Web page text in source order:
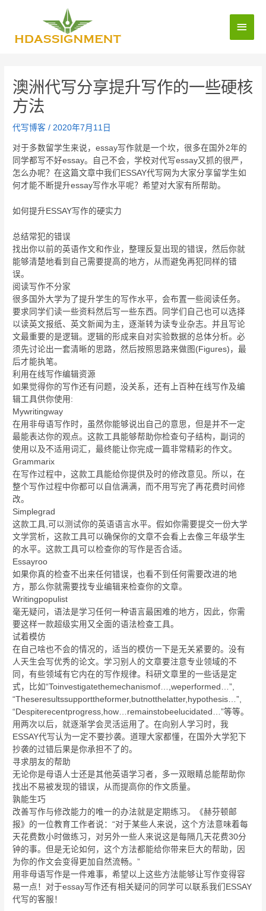
澳洲代写分享提升写作的一些硬核
方法
代写博客 /2020年7月11日
对于多数留学生来说，essay写作就是一个坎，很多在国外2年的
同学都写不好essay。自己不会，学校对代写essay又抓的很严，
怎么办呢？在这篇文章中我们ESSAY代写网为大家分享留学生如
何才能不断提升essay写作水平呢？希望对大家有所帮助。
如何提升ESSAY写作的硬实力
总结常犯的错误
找出你以前的英语作文和作业，整理反复出现的错误，然后你就
能够清楚地看到自己需要提高的地方，从而避免再犯同样的错
误。
阅读写作不分家
很多国外大学为了提升学生的写作水平，会布置一些阅读任务。
要求同学们读一些资料然后写一些东西。同学们自己也可以选择
以读英文报纸、英文新闻为主，逐渐转为读专业杂志。并且写论
文最重要的是逻辑。逻辑的形成来自对实验数据的总体分析。必
须先讨论出一套清晰的思路，然后按照思路来做图(Figures)，最
后才能执笔。
利用在线写作编辑资源
如果觉得你的写作还有问题，没关系，还有上百种在线写作及编
辑工具供你使用:
Mywritingway
在用非母语写作时，虽然你能够说出自己的意思，但是并不一定
最能表达你的观点。这款工具能够帮助你检查句子结构，副词的
使用以及不适用词汇，最终能让你完成一篇非常精彩的作文。
Grammarix
在写作过程中，这款工具能给你提供及时的修改意见。所以，在
整个写作过程中你都可以自信满满，而不用写完了再花费时间修
改。
Simplegrad
这款工具,可以测试你的英语语言水平。假如你需要提交一份大学
文学赏析，这款工具可以确保你的文章不会看上去像三年级学生
的水平。这款工具可以检查你的写作是否合适。
Essayroo
如果你真的检查不出来任何错误，也看不到任何需要改进的地
方，那么你就需要找专业编辑来检查你的文章。
Writingpopulist
毫无疑问，语法是学习任何一种语言最困难的地方，因此，你需
要这样一款超级实用又全面的语法检查工具。
试着模仿
在自己啥也不会的情况的，适当的模仿一下是无关紧要的。没有
人天生会写优秀的论文。学习别人的文章要注意专业领域的不
同，有些领域有它内在的写作规律。科研文章里的一些话是定
式，比如“Toinvestigatethemechanismof…,weperformed…”,
“Theseresultssupporttheformer,butnotthelatter,hypothesis…”,
“Despiterecentprogress,how…remainstobeelucidated…”等等。
用两次以后，就逐渐学会灵活运用了。在向别人学习时，我
ESSAY代写认为一定不要抄袭。道理大家都懂，在国外大学犯下
抄袭的过错后果是你承担不了的。
寻求朋友的帮助
无论你是母语人士还是其他英语学习者，多一双眼睛总能帮助你
找出不易被发现的错误，从而提高你的作文质量。
孰能生巧
改善写作与修改能力的唯一的办法就是定期练习。《赫芬顿邮
报》的一位教育工作者说：“对于某些人来说，这个方法意味着每
天花费数小时做练习，对另外一些人来说这是每隔几天花费30分
钟的事。但是无论如何，这个方法都能给你带来巨大的帮助，因
为你的作文会变得更加自然流畅。”
用非母语写作是一件难事，希望以上这些方法能够让写作变得容
易一点！对于essay写作还有相关疑问的同学可以联系我们ESSAY
代写的客服！